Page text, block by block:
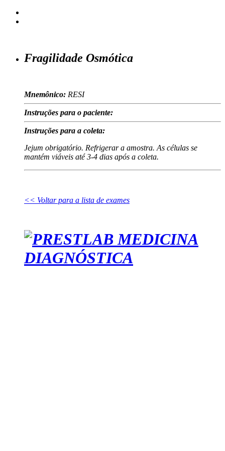
Fragilidade Osmótica
Mnemônico: RESI
Instruções para o paciente:
Instruções para a coleta:
Jejum obrigatório. Refrigerar a amostra. As células se
mantém viáveis até 3-4 dias após a coleta.
<< Voltar para a lista de exames